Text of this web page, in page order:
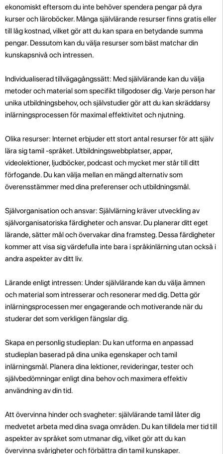
ekonomiskt eftersom du inte behöver spendera pengar på dyra
kurser och läroböcker. Många självlärande resurser finns gratis eller
till låg kostnad, vilket gör att du kan spara en betydande summa
pengar. Dessutom kan du välja resurser som bäst matchar din
kunskapsnivå och intressen.
Individualiserad tillvägagångssätt: Med självlärande kan du välja
metoder och material som specifikt tillgodoser dig. Varje person har
unika utbildningsbehov, och självstudier gör att du kan skräddarsy
inlärningsprocessen för maximal effektivitet och njutning.
Olika resurser: Internet erbjuder ett stort antal resurser för att själv
lära sig tamil -språket. Utbildningswebbplatser, appar,
videolektioner, ljudböcker, podcast och mycket mer står till ditt
förfogande. Du kan välja mellan en mängd alternativ som
överensstämmer med dina preferenser och utbildningsmål.
Självorganisation och ansvar: Självlärning kräver utveckling av
självorganisatoriska färdigheter och ansvar. Du planerar ditt eget
lärande, sätter mål och övervakar dina framsteg. Dessa färdigheter
kommer att visa sig värdefulla inte bara i språkinlärning utan också i
andra aspekter av ditt liv.
Lärande enligt intressen: Under självlärande kan du välja ämnen
och material som intresserar och resonerar med dig. Detta gör
inlärningsprocessen mer engagerande och motiverande när du
studerar det som verkligen fängslar dig.
Skapa en personlig studieplan: Du kan utforma en anpassad
studieplan baserad på dina unika egenskaper och tamil
inlärningsmål. Planera dina lektioner, revideringar, tester och
självbedömningar enligt dina behov och maximera effektiv
användning av din tid.
Att övervinna hinder och svagheter: självlärande tamil låter dig
medvetet arbeta med dina svaga områden. Du kan tilldela mer tid till
aspekter av språket som utmanar dig, vilket gör att du kan
övervinna svårigheter och förbättra din tamil kunskaper.